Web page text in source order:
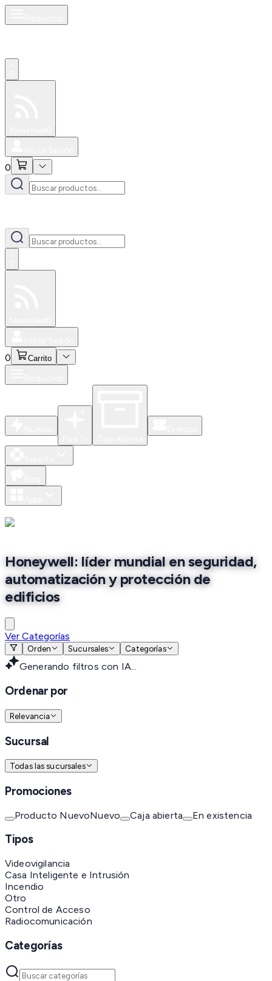
0
0 Carrito
Honeywell: líder mundial en seguridad,
automatización y protección de
edificios
Ver Categorías
Orden Sucursales Categorías
Generando filtros con IA...
Ordenar por
Relevancia
Sucursal
Todas las sucursales
Promociones
Producto NuevoNuevo Caja abierta En existencia
Tipos
Videovigilancia
Casa Inteligente e Intrusión
Incendio
Otro
Control de Acceso
Radiocomunicación
Categorías